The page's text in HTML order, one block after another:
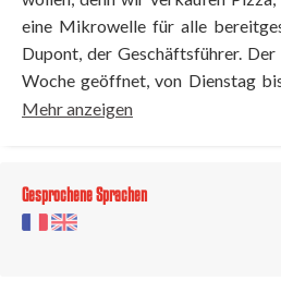
eine Mikrowelle für alle
Dupont, der Geschäftsführer.
Woche geöffnet, von Dienstag
Mehr anzeigen
Gesprochene Sprachen